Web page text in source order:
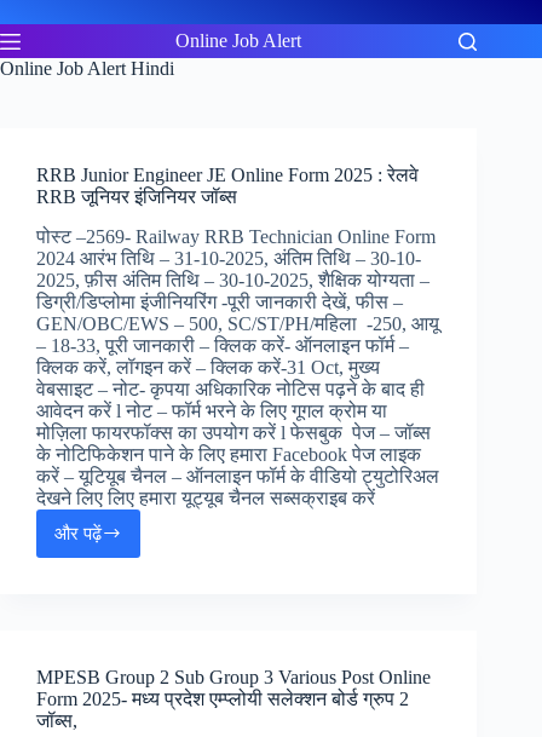
to
content
Online Job Alert
Online Job Alert Hindi
RRB Junior Engineer JE Online Form 2025 : रेलवे
RRB जूनियर इंजिनियर जॉब्स
पोस्ट –2569- Railway RRB Technician Online Form
2024 आरंभ तिथि – 31-10-2025, अंतिम तिथि – 30-10-
2025, फ़ीस अंतिम तिथि – 30-10-2025, शैक्षिक योग्यता –
डिग्री/डिप्लोमा इंजीनियरिंग -पूरी जानकारी देखें, फीस –
GEN/OBC/EWS – 500, SC/ST/PH/महिला -250, आयू
– 18-33, पूरी जानकारी – क्लिक करें- ऑनलाइन फॉर्म –
क्लिक करें, लॉगइन करें – क्लिक करें-31 Oct, मुख्य
वेबसाइट – नोट- कृपया अधिकारिक नोटिस पढ़ने के बाद ही
आवेदन करें l नोट – फॉर्म भरने के लिए गूगल क्रोम या
मोज़िला फायरफॉक्स का उपयोग करें l फेसबुक पेज – जॉब्स
के नोटिफिकेशन पाने के लिए हमारा Facebook पेज लाइक
करें – यूटियूब चैनल – ऑनलाइन फॉर्म के वीडियो ट्युटोरिअल
देखने लिए लिए हमारा यूट्यूब चैनल सब्सक्राइब करें
और पढ़ेंRRB
2025
:
MPESB Group 2 Sub Group 3 Various Post Online
Form 2025- मध्य प्रदेश एम्प्लोयी सलेक्शन बोर्ड ग्रुप 2
जॉब्स,